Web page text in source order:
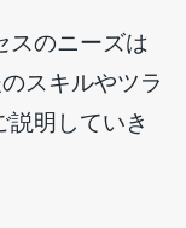
スのニーズは
スキルやツラ
説明していき